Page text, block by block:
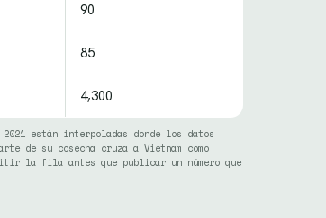
90
85
4,300
están interpoladas donde los datos
de su cosecha cruza a Vietnam como
la fila antes que publicar un número que